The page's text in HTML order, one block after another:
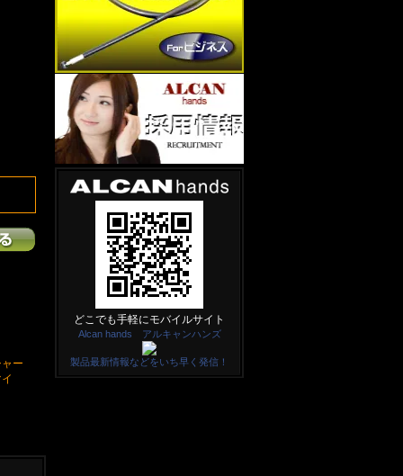
ー
どこでも手軽にモバイルサイト
Alcan hands アルキャンハンズ
製品最新情報などをいち早く発信！